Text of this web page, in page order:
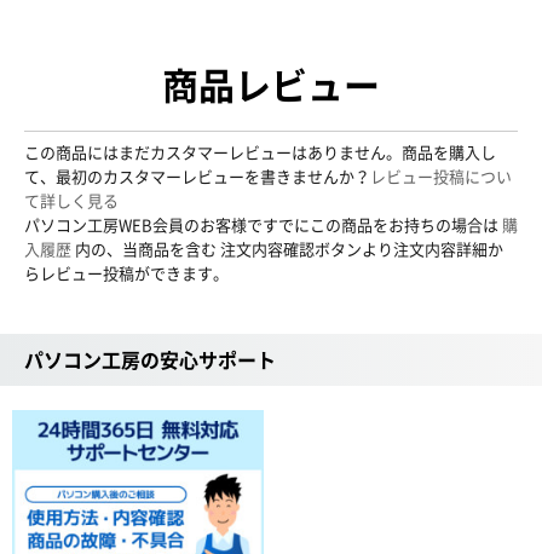
商品レビュー
この商品にはまだカスタマーレビューはありません。商品を購入し
て、最初のカスタマーレビューを書きませんか？ レビュー投稿につい
て詳しく見る
パソコン工房WEB会員のお客様ですでにこの商品をお持ちの場合は 購
入履歴 内の、当商品を含む 注文内容確認ボタンより注文内容詳細か
らレビュー投稿ができます。
パソコン工房の安心サポート